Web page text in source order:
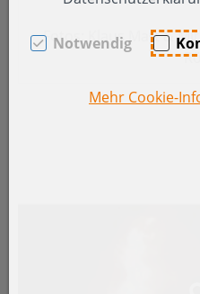
Fotos: Klaus Matt &
Notwendig
Mehr Cookie-